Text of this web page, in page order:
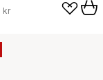
kr